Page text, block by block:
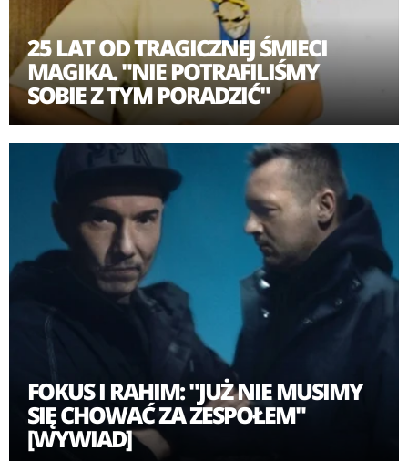
25 LAT OD TRAGICZNEJ ŚMIECI
MAGIKA. "NIE POTRAFILIŚMY
SOBIE Z TYM PORADZIĆ"
FOKUS I RAHIM: "JUŻ NIE MUSIMY
SIĘ CHOWAĆ ZA ZESPOŁEM"
[WYWIAD]